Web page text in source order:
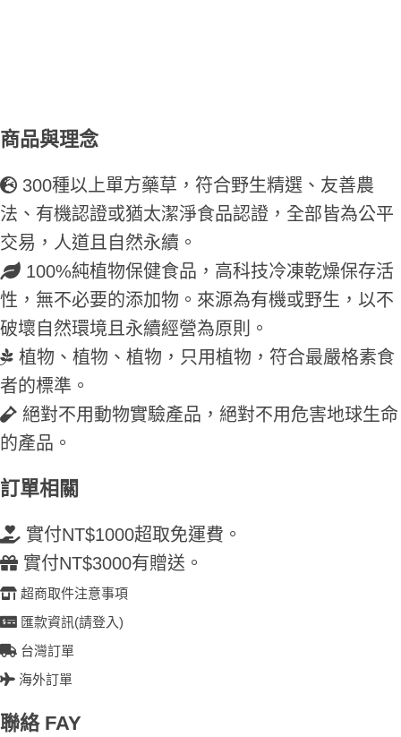
商品與理念
300種以上單方藥草，符合野生精選、友善農
法、有機認證或猶太潔淨食品認證，全部皆為公平
交易，人道且自然永續。
100%純植物保健食品，高科技冷凍乾燥保存活
性，無不必要的添加物。來源為有機或野生，以不
破壞自然環境且永續經營為原則。
植物、植物、植物，只用植物，符合最嚴格素食
者的標準。
絕對不用動物實驗產品，絕對不用危害地球生命
的產品。
訂單相關
實付NT$1000超取免運費。
實付NT$3000有贈送。
超商取件注意事項
匯款資訊(請登入)
台灣訂單
海外訂單
聯絡 FAY